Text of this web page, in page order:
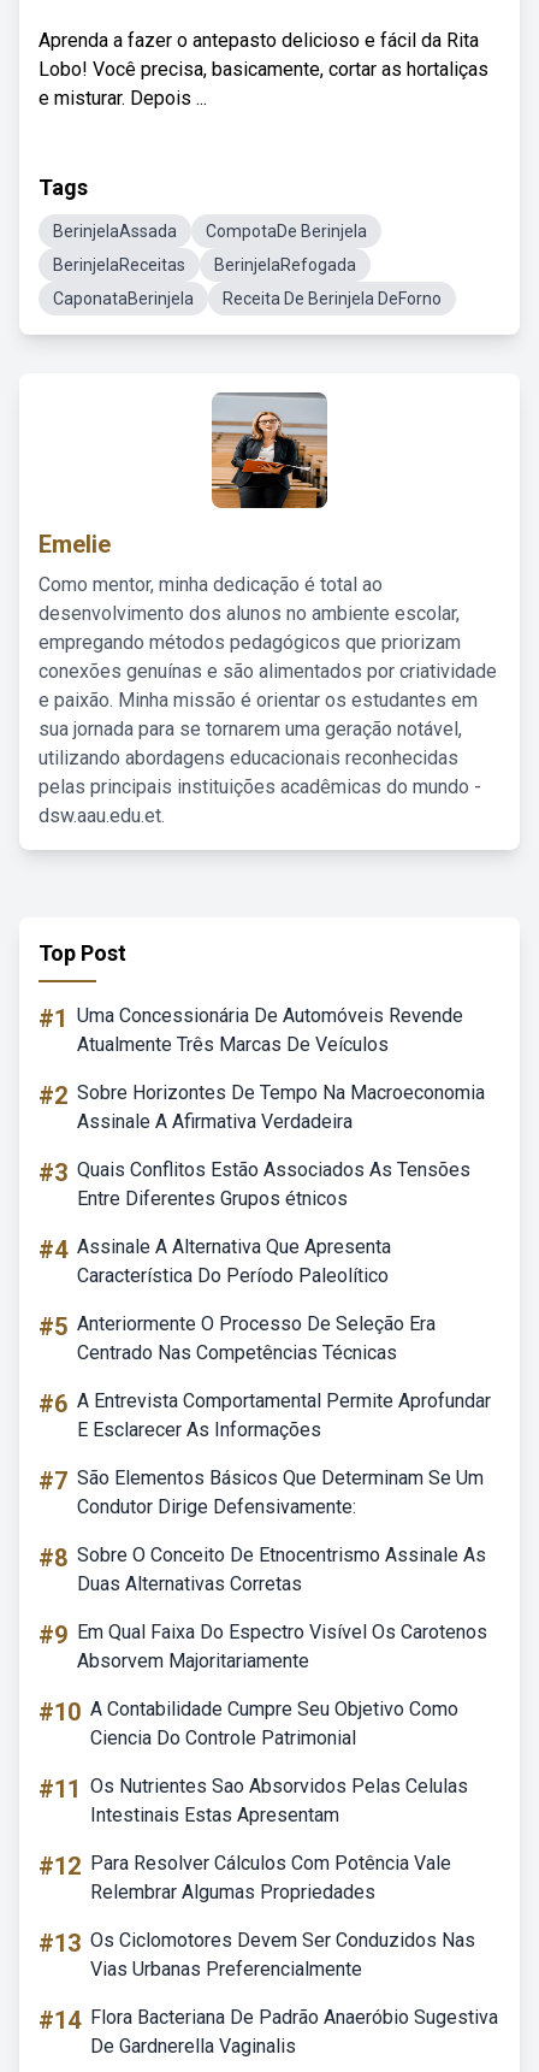
Aprenda a fazer o antepasto delicioso e fácil da Rita
Lobo! Você precisa, basicamente, cortar as hortaliças
e misturar. Depois ...
Tags
BerinjelaAssada
CompotaDe Berinjela
BerinjelaReceitas
BerinjelaRefogada
CaponataBerinjela
Receita De Berinjela DeForno
Emelie
Como mentor, minha dedicação é total ao
desenvolvimento dos alunos no ambiente escolar,
empregando métodos pedagógicos que priorizam
conexões genuínas e são alimentados por criatividade
e paixão. Minha missão é orientar os estudantes em
sua jornada para se tornarem uma geração notável,
utilizando abordagens educacionais reconhecidas
pelas principais instituições acadêmicas do mundo -
dsw.aau.edu.et.
Top Post
#1 Uma Concessionária De Automóveis Revende
Atualmente Três Marcas De Veículos
#2 Sobre Horizontes De Tempo Na Macroeconomia
Assinale A Afirmativa Verdadeira
#3 Quais Conflitos Estão Associados As Tensões
Entre Diferentes Grupos étnicos
#4 Assinale A Alternativa Que Apresenta
Característica Do Período Paleolítico
#5 Anteriormente O Processo De Seleção Era
Centrado Nas Competências Técnicas
#6 A Entrevista Comportamental Permite Aprofundar
E Esclarecer As Informações
#7 São Elementos Básicos Que Determinam Se Um
Condutor Dirige Defensivamente:
#8 Sobre O Conceito De Etnocentrismo Assinale As
Duas Alternativas Corretas
#9 Em Qual Faixa Do Espectro Visível Os Carotenos
Absorvem Majoritariamente
#10 A Contabilidade Cumpre Seu Objetivo Como
Ciencia Do Controle Patrimonial
#11 Os Nutrientes Sao Absorvidos Pelas Celulas
Intestinais Estas Apresentam
#12 Para Resolver Cálculos Com Potência Vale
Relembrar Algumas Propriedades
#13 Os Ciclomotores Devem Ser Conduzidos Nas
Vias Urbanas Preferencialmente
#14 Flora Bacteriana De Padrão Anaeróbio Sugestiva
De Gardnerella Vaginalis